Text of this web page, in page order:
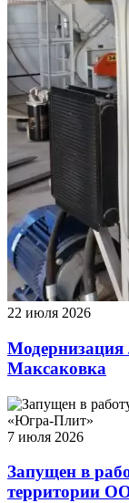
22 июля 2026
Модернизация
Максаковка
7 июля 2026
Запущен в
территории